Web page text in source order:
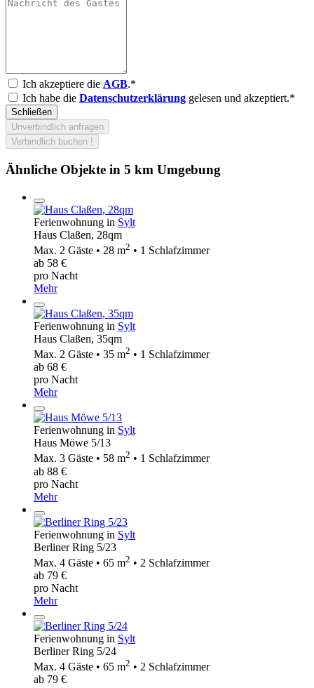
Ich akzeptiere die AGB.*
Ich habe die Datenschutzerklärung gelesen und akzeptiert.*
Schließen
Unverbindlich anfragen
Verbindlich buchen !
Ähnliche Objekte in 5 km Umgebung
Ferienwohnung in Sylt
Haus Claßen, 28qm
Max. 2 Gäste • 28 m2 • 1 Schlafzimmer
ab 58 €
pro Nacht
Mehr
Ferienwohnung in Sylt
Haus Claßen, 35qm
Max. 2 Gäste • 35 m2 • 1 Schlafzimmer
ab 68 €
pro Nacht
Mehr
Ferienwohnung in Sylt
Haus Möwe 5/13
Max. 3 Gäste • 58 m2 • 1 Schlafzimmer
ab 88 €
pro Nacht
Mehr
Ferienwohnung in Sylt
Berliner Ring 5/23
Max. 4 Gäste • 65 m2 • 2 Schlafzimmer
ab 79 €
pro Nacht
Mehr
Ferienwohnung in Sylt
Berliner Ring 5/24
Max. 4 Gäste • 65 m2 • 2 Schlafzimmer
ab 79 €